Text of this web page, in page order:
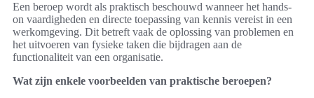
Een beroep wordt als praktisch beschouwd wanneer het hands-
on vaardigheden en directe toepassing van kennis vereist in een
werkomgeving. Dit betreft vaak de oplossing van problemen en
het uitvoeren van fysieke taken die bijdragen aan de
functionaliteit van een organisatie.
Wat zijn enkele voorbeelden van praktische beroepen?